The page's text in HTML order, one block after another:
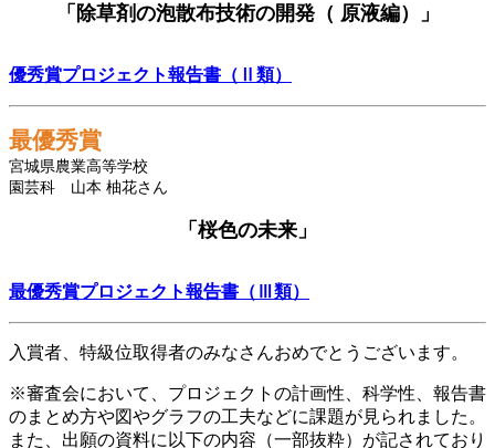
「 除草剤の泡散布技術の開発（ 原液編） 」
優秀賞プロジェクト報告書（Ⅱ類）
最優秀賞
宮城県農業高等学校
園芸科 山本 柚花さん
「 桜色の未来 」
最優秀賞プロジェクト報告書（Ⅲ類）
入賞者、特級位取得者のみなさんおめでとうございます。
※審査会において、プロジェクトの計画性、科学性、報告書
のまとめ方や図やグラフの工夫などに課題が見られました。
また、出願の資料に以下の内容（一部抜粋）が記されており